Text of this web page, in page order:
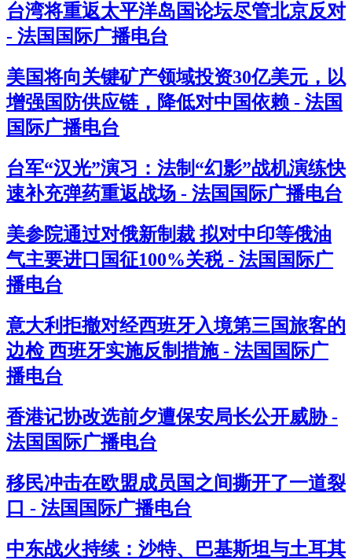
台湾将重返太平洋岛国论坛尽管北京反对
- 法国国际广播电台
美国将向关键矿产领域投资30亿美元，以
增强国防供应链，降低对中国依赖 - 法国
国际广播电台
台军“汉光”演习：法制“幻影”战机演练快
速补充弹药重返战场 - 法国国际广播电台
美参院通过对俄新制裁 拟对中印等俄油
气主要进口国征100%关税 - 法国国际广
播电台
意大利拒撤对经西班牙入境第三国旅客的
边检 西班牙实施反制措施 - 法国国际广
播电台
香港记协改选前夕遭保安局长公开威胁 -
法国国际广播电台
移民冲击在欧盟成员国之间撕开了一道裂
口 - 法国国际广播电台
中东战火持续：沙特、巴基斯坦与土耳其